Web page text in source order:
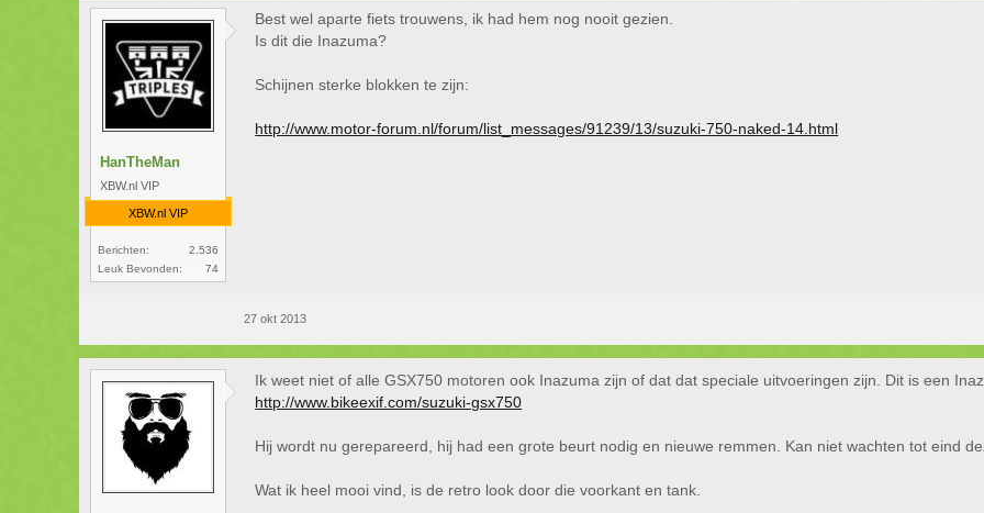
HanTheMan
XBW.nl VIP
XBW.nl VIP
Berichten:
2.536
Leuk Bevonden:
74
Best wel aparte fiets trouwens, ik had hem nog nooit gezien.
Is dit die Inazuma?
Schijnen sterke blokken te zijn:
http://www.motor-forum.nl/forum/list_messages/91239/13/suzuki-750-naked-14.html
27 okt 2013
Ik weet niet of alle GSX750 motoren ook Inazuma zijn of dat dat speciale uitvoeringen zijn. Dit is een
http://www.bikeexif.com/suzuki-gsx750
Hij wordt nu gerepareerd, hij had een grote beurt nodig en nieuwe remmen. Kan niet wachten tot eind
Wat ik heel mooi vind, is de retro look door die voorkant en tank.